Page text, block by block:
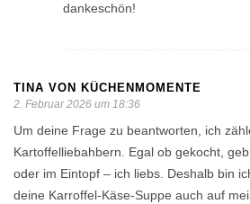
dankeschön!
TINA VON KÜCHENMOMENTE
2. Februar 2026 um 18:36
Um deine Frage zu beantworten, ich
Kartoffelliebahbern. Egal ob gekocht,
oder im Eintopf – ich liebs. Deshalb bin
deine Karroffel-Käse-Suppe auch auf